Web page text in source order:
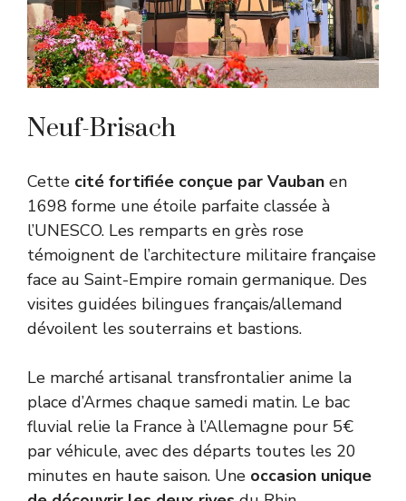
Neuf-Brisach
Cette cité fortifiée conçue par Vauban en
1698 forme une étoile parfaite classée à
l’UNESCO. Les remparts en grès rose
témoignent de l’architecture militaire française
face au Saint-Empire romain germanique. Des
visites guidées bilingues français/allemand
dévoilent les souterrains et bastions.
Le marché artisanal transfrontalier anime la
place d’Armes chaque samedi matin. Le bac
fluvial relie la France à l’Allemagne pour 5€
par véhicule, avec des départs toutes les 20
minutes en haute saison. Une occasion unique